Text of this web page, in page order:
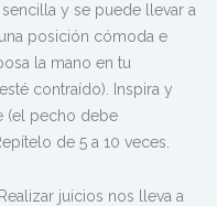
y se puede llevar a
posición cómoda e
la mano en tu
contraído). Inspira y
(el pecho debe
de 5 a 10 veces.
juicios nos lleva a